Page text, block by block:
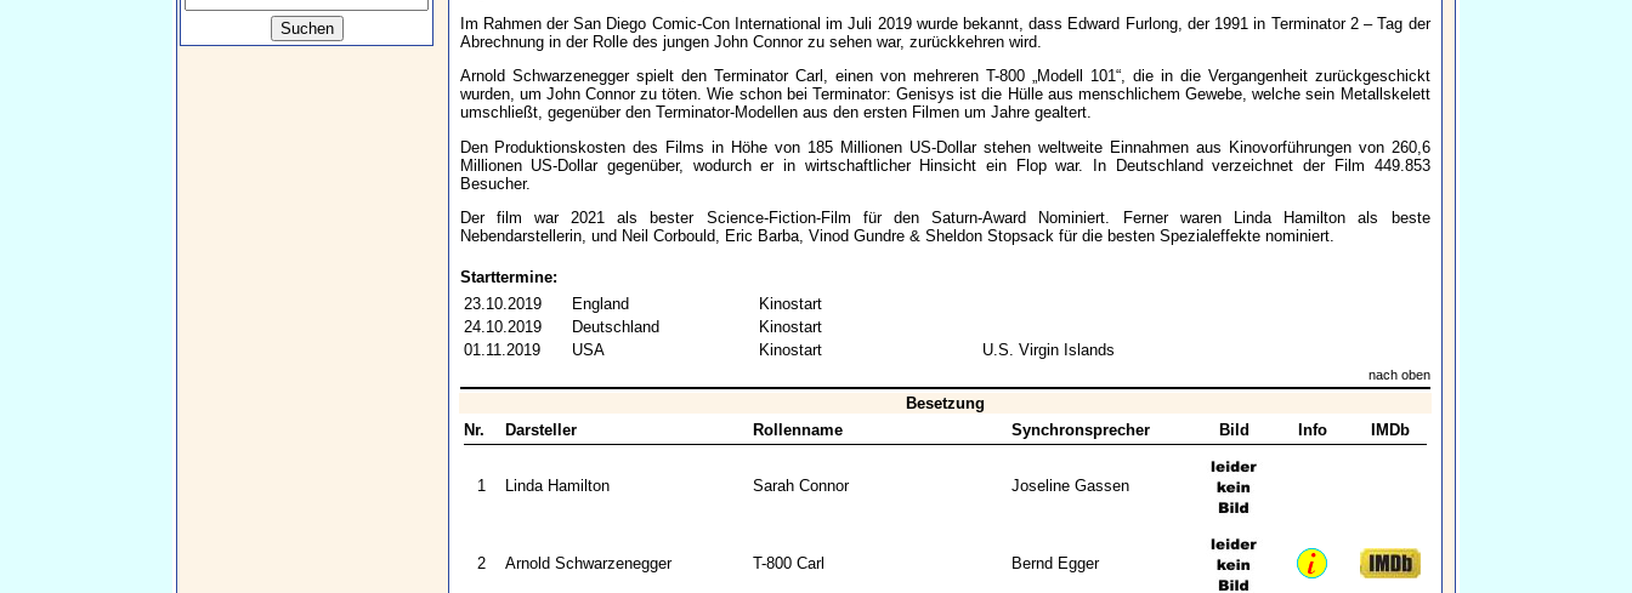
Im Rahmen der San Diego Comic-Con International im Juli 2019 wurde bekannt, dass Edward Furlong, der 1991 in Terminator 2 – Tag der
Abrechnung in der Rolle des jungen John Connor zu sehen war, zurückkehren wird.
Arnold Schwarzenegger spielt den Terminator Carl, einen von mehreren T-800 „Modell 101“, die in die Vergangenheit zurückgeschickt
wurden, um John Connor zu töten. Wie schon bei Terminator: Genisys ist die Hülle aus menschlichem Gewebe, welche sein Metallskelett
umschließt, gegenüber den Terminator-Modellen aus den ersten Filmen um Jahre gealtert.
Den Produktionskosten des Films in Höhe von 185 Millionen US-Dollar stehen weltweite Einnahmen aus Kinovorführungen von 260,6
Millionen US-Dollar gegenüber, wodurch er in wirtschaftlicher Hinsicht ein Flop war. In Deutschland verzeichnet der Film 449.853
Besucher.
Der film war 2021 als bester Science-Fiction-Film für den Saturn-Award Nominiert. Ferner waren Linda Hamilton als beste
Nebendarstellerin, und Neil Corbould, Eric Barba, Vinod Gundre & Sheldon Stopsack für die besten Spezialeffekte nominiert.
Starttermine:
23.10.2019
England
Kinostart
24.10.2019
Deutschland
Kinostart
01.11.2019
USA Kinostart U.S. Virgin Islands
nach oben
Besetzung
Nr.
Darsteller Rollenname Synchronsprecher Bild Info IMDb
1 Linda Hamilton Sarah Connor Joseline Gassen
2 Arnold Schwarzenegger T-800 Carl Bernd Egger